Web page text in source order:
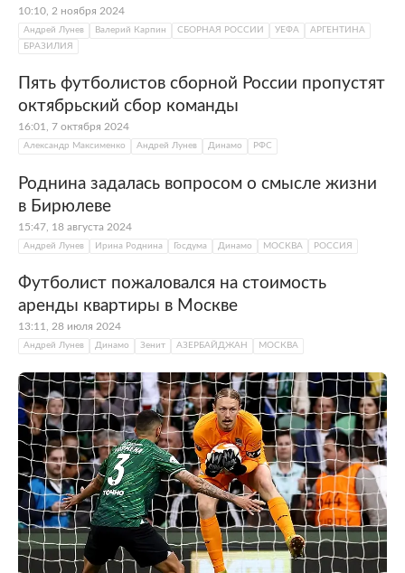
10:10, 2 ноября 2024
Андрей Лунев Валерий Карпин СБОРНАЯ РОССИИ УЕФА
АРГЕНТИНА
БРАЗИЛИЯ
Пять футболистов сборной России пропустят
октябрьский сбор команды
16:01, 7 октября 2024
Александр Максименко Андрей Лунев Динамо РФС
Роднина задалась вопросом о смысле жизни
в Бирюлеве
15:47, 18 августа 2024
Андрей Лунев Ирина Роднина Госдума Динамо МОСКВА РОССИЯ
Футболист пожаловался на стоимость
аренды квартиры в Москве
13:11, 28 июля 2024
Андрей Лунев Динамо Зенит АЗЕРБАЙДЖАН МОСКВА